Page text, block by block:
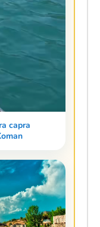
capra